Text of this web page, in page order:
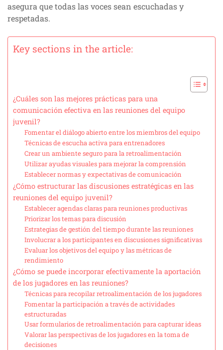
asegura que todas las voces sean escuchadas y
respetadas.
Key sections in the article:
¿Cuáles son las mejores prácticas para una
comunicación efectiva en las reuniones del equipo
juvenil?
Fomentar el diálogo abierto entre los miembros del equipo
Técnicas de escucha activa para entrenadores
Crear un ambiente seguro para la retroalimentación
Utilizar ayudas visuales para mejorar la comprensión
Establecer normas y expectativas de comunicación
¿Cómo estructurar las discusiones estratégicas en las
reuniones del equipo juvenil?
Establecer agendas claras para reuniones productivas
Priorizar los temas para discusión
Estrategias de gestión del tiempo durante las reuniones
Involucrar a los participantes en discusiones significativas
Evaluar los objetivos del equipo y las métricas de
rendimiento
¿Cómo se puede incorporar efectivamente la aportación
de los jugadores en las reuniones?
Técnicas para recopilar retroalimentación de los jugadores
Fomentar la participación a través de actividades
estructuradas
Usar formularios de retroalimentación para capturar ideas
Valorar las perspectivas de los jugadores en la toma de
decisiones